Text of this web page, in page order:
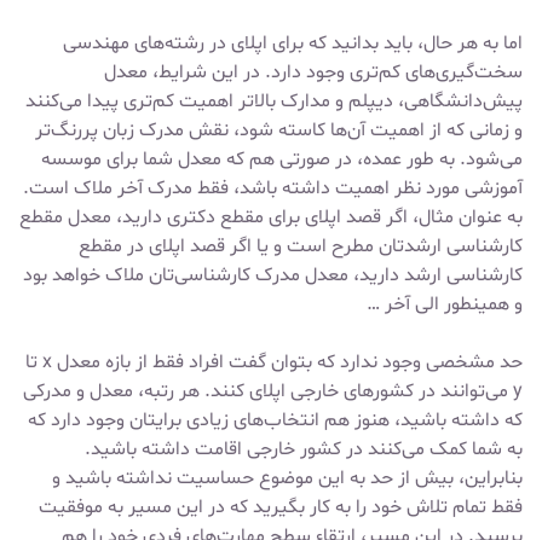
اما به هر حال، باید بدانید که برای اپلای در رشته‌های مهندسی
سخت‌گیری‌های کم‌تری وجود دارد. در این شرایط، معدل
پیش‌دانشگاهی، دیپلم و مدارک بالاتر اهمیت کم‌تری پیدا می‌کنند
و زمانی که از اهمیت آن‌ها کاسته شود، نقش مدرک زبان پررنگ‌تر
می‌شود. به طور عمده، در صورتی هم که معدل شما برای موسسه
آموزشی مورد نظر اهمیت داشته باشد، فقط مدرک آخر ملاک است.
به عنوان مثال، اگر قصد اپلای برای مقطع دکتری دارید، معدل مقطع
کارشناسی ارشدتان مطرح است و یا اگر قصد اپلای در مقطع
کارشناسی ارشد دارید، معدل مدرک کارشناسی‌تان ملاک خواهد بود
و همینطور الی آخر …
حد مشخصی وجود ندارد که بتوان گفت افراد فقط از بازه معدل x تا
y می‌توانند در کشورهای خارجی اپلای کنند. هر رتبه، معدل و مدرکی
که داشته باشید، هنوز هم انتخاب‌های زیادی برایتان وجود دارد که
به شما کمک می‌کنند در کشور خارجی اقامت داشته باشید.
بنابراین، بیش از حد به این موضوع حساسیت نداشته باشید و
فقط تمام تلاش خود را به کار بگیرید که در این مسیر به موفقیت